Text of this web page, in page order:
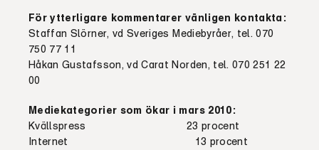
För ytterligare kommentarer vänligen kontakta:
Staffan Slörner, vd Sveriges Mediebyråer, tel. 070
750 77 11
Håkan Gustafsson, vd Carat Norden, tel. 070 251 22
00
Mediekategorier som ökar i mars 2010:
Kvällspress 23 procent
Internet 13 procent